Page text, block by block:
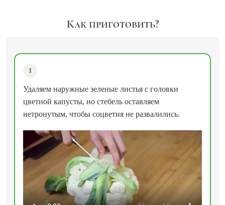
Как приготовить?
1
Удаляем наружные зеленые листья с головки
цветной капусты, но стебель оставляем
нетронутым, чтобы соцветия не развалились.